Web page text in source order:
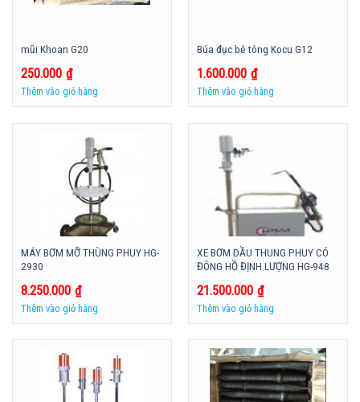
mũi Khoan G20
250.000 ₫
Thêm vào giỏ hàng
Búa đục bê tông Kocu G12
1.600.000 ₫
Thêm vào giỏ hàng
MÁY BƠM MỠ THÙNG PHUY HG-
2930
8.250.000 ₫
Thêm vào giỏ hàng
XE BƠM DẦU THUNG PHUY CÓ
ĐÔNG HỒ ĐỊNH LƯỢNG HG-948
21.500.000 ₫
Thêm vào giỏ hàng